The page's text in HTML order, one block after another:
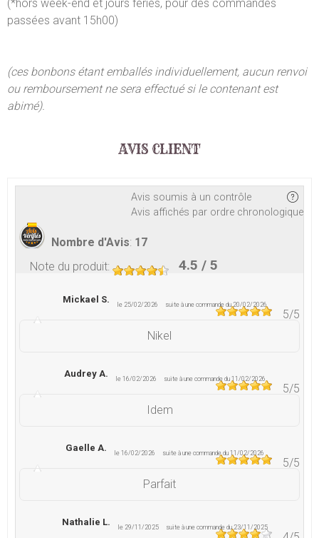
(*hors week-end et jours fériés, pour des commandes
passées avant 15h00)
(ces bonbons étant emballés individuellement, aucun renvoi
ou remboursement ne sera effectué si le contenant est
abimé).
AVIS CLIENT
Avis soumis à un contrôle
Avis affichés par ordre chronologique
Nombre d'Avis: 17
Note du produit: 4.5 / 5
Mickael S. le 25/02/2026 suite à une commande du 20/02/2026
5/5
Nikel
Audrey A. le 16/02/2026 suite à une commande du 11/02/2026
5/5
Idem
Gaelle A. le 16/02/2026 suite à une commande du 11/02/2026
5/5
Parfait
Nathalie L. le 29/11/2025 suite à une commande du 23/11/2025